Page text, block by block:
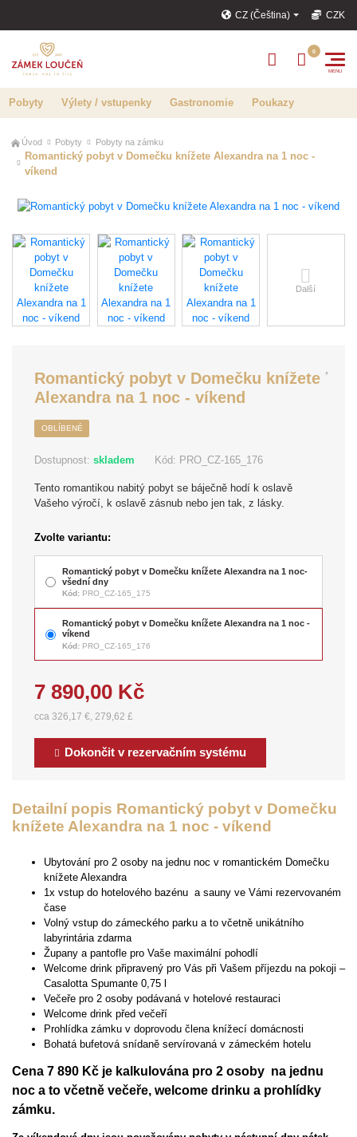
CZ (Čeština) CZK
Pobyty Výlety / vstupenky Gastronomie Poukazy
Úvod Pobyty Pobyty na zámku
Romantický pobyt v Domečku knížete Alexandra na 1 noc -
víkend
Další
Romantický pobyt v Domečku knížete
Alexandra na 1 noc - víkend
OBLÍBENÉ
Dostupnost:skladem Kód: PRO_CZ-165_176
Tento romantikou nabitý pobyt se báječně hodí k oslavě
Vašeho výročí, k oslavě zásnub nebo jen tak, z lásky.
Zvolte variantu:
Romantický pobyt v Domečku knížete Alexandra na 1 noc-
všední dny
Kód:PRO_CZ-165_175
Romantický pobyt v Domečku knížete Alexandra na 1 noc -
víkend
Kód:PRO_CZ-165_176
7 890,00 Kč
cca 326,17 €, 279,62 £
Dokončit v rezervačním systému
Detailní popis Romantický pobyt v Domečku
knížete Alexandra na 1 noc - víkend
Ubytování pro 2 osoby na jednu noc v romantickém Domečku
knížete Alexandra
1x vstup do hotelového bazénu a sauny ve Vámi rezervovaném
čase
Volný vstup do zámeckého parku a to včetně unikátního
labyrintária zdarma
Župany a pantofle pro Vaše maximální pohodlí
Welcome drink připravený pro Vás při Vašem příjezdu na pokoji –
Casalotta Spumante 0,75 l
Večeře pro 2 osoby podávaná v hotelové restauraci
Welcome drink před večeří
Prohlídka zámku v doprovodu člena knížecí domácnosti
Bohatá bufetová snídaně servírovaná v zámeckém hotelu
Cena 7 890 Kč je kalkulována pro 2 osoby na jednu
noc a to včetně večeře, welcome drinku a prohlídky
zámku.